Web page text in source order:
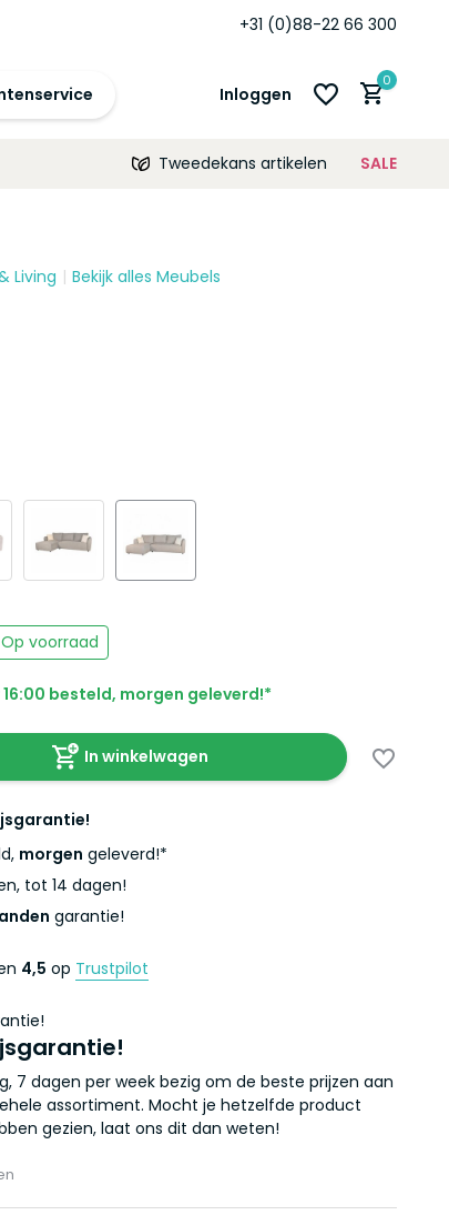
+31 (0)88-22 66 300
Inloggen
morgen
0
Tweedekans artikelen SALE
Living Bekijk alles Meubels
Op voorraad
besteld, morgen geleverd!*
In winkelwagen
morgen geleverd!*
tot 14 dagen!
garantie!
4,5 op Trustpilot
7 dagen per week bezig om de beste prijzen aan
assortiment. Mocht je hetzelfde product
gezien, laat ons dit dan weten!